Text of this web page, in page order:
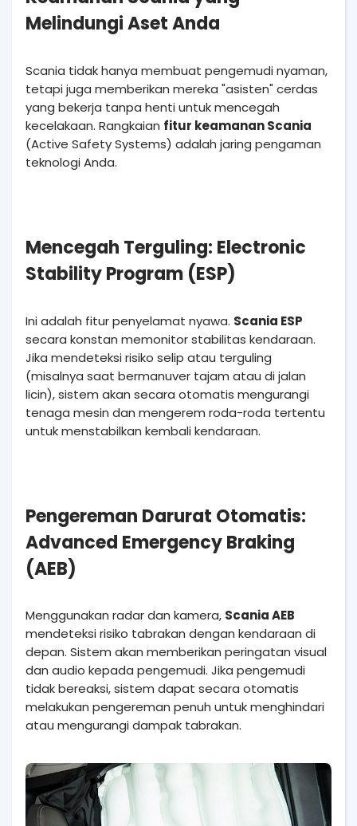
Melindungi Aset Anda
Scania tidak hanya membuat pengemudi nyaman,
tetapi juga memberikan mereka "asisten" cerdas
yang bekerja tanpa henti untuk mencegah
kecelakaan. Rangkaian fitur keamanan Scania
(Active Safety Systems) adalah jaring pengaman
teknologi Anda.
Mencegah Terguling: Electronic
Stability Program (ESP)
Ini adalah fitur penyelamat nyawa. Scania ESP
secara konstan memonitor stabilitas kendaraan.
Jika mendeteksi risiko selip atau terguling
(misalnya saat bermanuver tajam atau di jalan
licin), sistem akan secara otomatis mengurangi
tenaga mesin dan mengerem roda-roda tertentu
untuk menstabilkan kembali kendaraan.
Pengereman Darurat Otomatis:
Advanced Emergency Braking
(AEB)
Menggunakan radar dan kamera, Scania AEB
mendeteksi risiko tabrakan dengan kendaraan di
depan. Sistem akan memberikan peringatan visual
dan audio kepada pengemudi. Jika pengemudi
tidak bereaksi, sistem dapat secara otomatis
melakukan pengereman penuh untuk menghindari
atau mengurangi dampak tabrakan.